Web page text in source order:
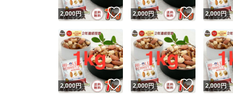
2,000円 いいね！
2,000円 いいね！
2,000円
2,000円 いいね！
2,000円 いいね！
2,000円